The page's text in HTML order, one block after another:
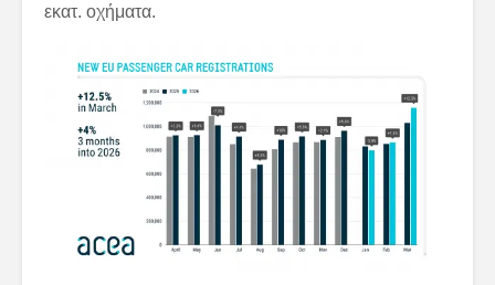
εκατ. οχήματα.